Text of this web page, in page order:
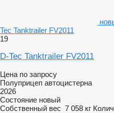
Tec Tanktrailer FV2011
19
D-Tec Tanktrailer FV2011
Цена по запросу
Полуприцеп автоцистерна
2026
Состояние новый
Собственный вес 7 058 кг